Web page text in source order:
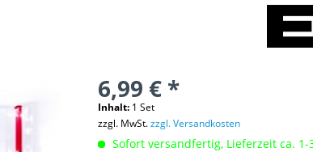
6,99 € *
Inhalt: 1 Set
zzgl. MwSt.zzgl. Versandkosten
Sofort versandfertig, Lieferzeit ca. 1-